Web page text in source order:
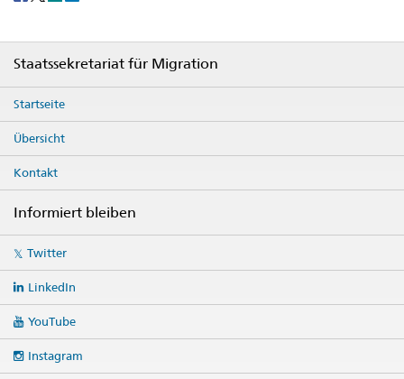
Staatssekretariat für Migration
Startseite
Übersicht
Kontakt
Informiert bleiben
mediaTwitter
LinkedIn
YouTube
Instagram